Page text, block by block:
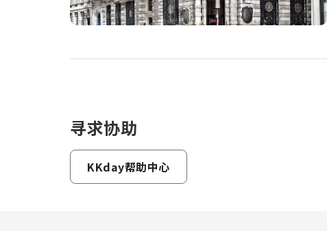
寻求协助
KKday帮助中心